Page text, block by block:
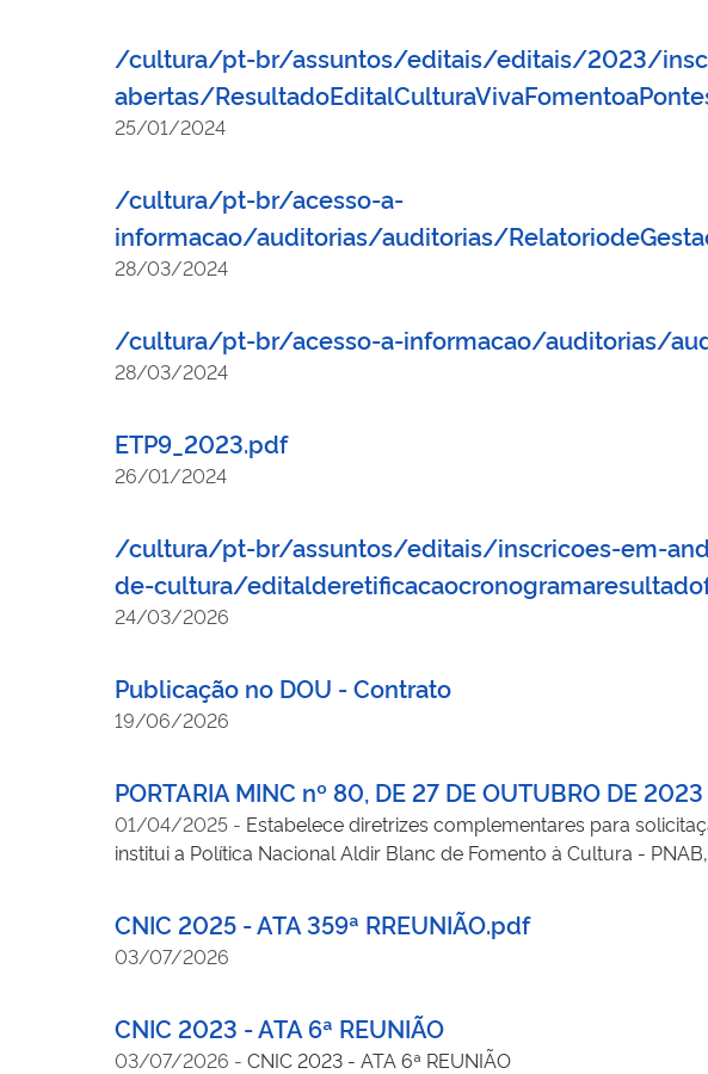
/cultura/pt-br/assuntos/editais/editais/2023/
abertas/
25/01/2024
/cultura/pt-br/acesso-a-
informacao/auditorias/auditorias/
28/03/2024
/cultura/pt-br/acesso-a-informacao/auditorias/
28/03/2024
ETP9_2023.pdf
26/01/2024
/cultura/pt-br/assuntos/editais/inscricoes-em-
de-cultura/
24/03/2026
Publicação no DOU - Contrato
19/06/2026
PORTARIA MINC nº 80, DE 27 DE OUTUBRO DE 2023
01/04/2025 - Estabelece diretrizes complementares para
institui a Política Nacional Aldir Blanc de Fomento à Cultura -
CNIC 2025 - ATA 359ª RREUNIÃO.pdf
03/07/2026
CNIC 2023 - ATA 6ª REUNIÃO
03/07/2026 - CNIC 2023 - ATA 6ª REUNIÃO